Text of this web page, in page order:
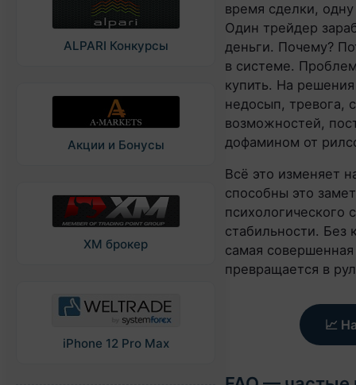
ALPARI Конкурсы
Акции и Бонусы
XM брокер
iPhone 12 Pro Max
время сделки,
Один трейдер
деньги. Почему?
в системе.
купить. На
недосып, тревога,
возможностей,
дофамином от
Всё это изменяет
способны это
психологического
стабильности. Без
самая
превращается в
📈